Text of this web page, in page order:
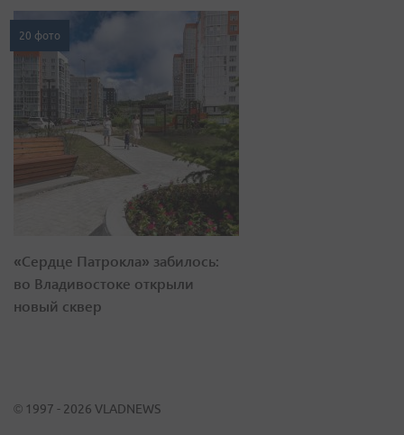
20 фото
«Сердце Патрокла» забилось:
во Владивостоке открыли
новый сквер
© 1997 - 2026 VLADNEWS